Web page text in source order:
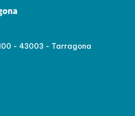
- 43003 - Tarragona